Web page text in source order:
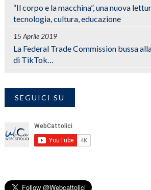
“Il corpo e la macchina”, una nuova
tecnologia, cultura, educazione
15 Aprile 2019
La Federal Trade Commission bussa
di TikTok…
SEGUICI SU